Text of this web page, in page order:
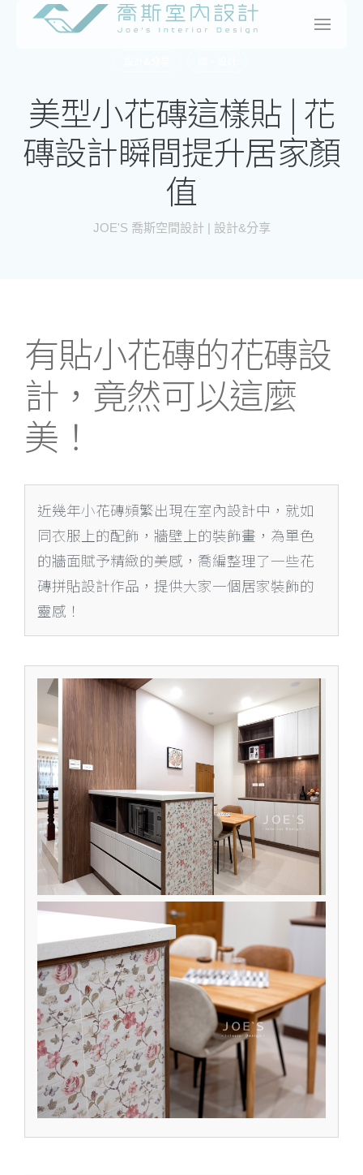
美型小花磚這樣貼 | 花
磚設計瞬間提升居家顏
值
JOE'S 喬斯空間設計 | 設計&分享
有貼小花磚的花磚設
計，竟然可以這麼
美！
近幾年小花磚頻繁出現在室內設計中，就如
同衣服上的配飾，牆壁上的裝飾畫，為單色
的牆面賦予精緻的美感，喬編整理了一些花
磚拼貼設計作品，提供大家一個居家裝飾的
靈感！